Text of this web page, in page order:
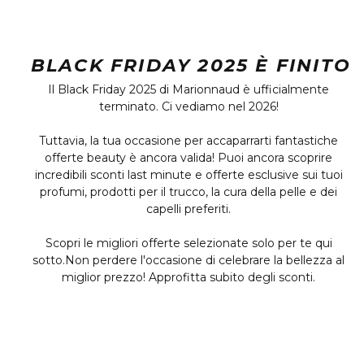
BLACK FRIDAY 2025 È FINITO
Il Black Friday 2025 di Marionnaud è ufficialmente
terminato. Ci vediamo nel 2026!
Tuttavia, la tua occasione per accaparrarti fantastiche
offerte beauty è ancora valida! Puoi ancora scoprire
incredibili sconti last minute e offerte esclusive sui tuoi
profumi, prodotti per il trucco, la cura della pelle e dei
capelli preferiti.
Scopri le migliori offerte selezionate solo per te qui
sotto.Non perdere l'occasione di celebrare la bellezza al
miglior prezzo! Approfitta subito degli sconti.